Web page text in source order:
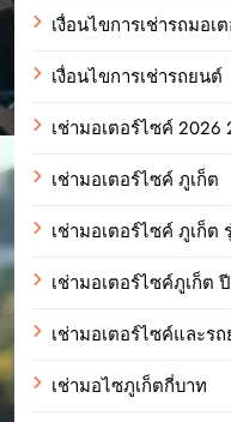
เงื่อนไขการเช่ารถมอเ
เงื่อนไขการเช่ารถยนต์
เช่ามอเตอร์ไซค์ 2026
เช่ามอเตอร์ไซค์ ภูเก็ต
เช่ามอเตอร์ไซค์ ภูเก็ต
เช่ามอเตอร์ไซค์ภูเก็ต
เช่ามอเตอร์ไซค์และร
เช่ามอไซภูเก็ตกี่บาท